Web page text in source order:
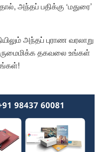
அந்தப் பதிக்கு ‘மதுரை’
அந்தப் புராண வரலாறு
தகவலை உங்கள்